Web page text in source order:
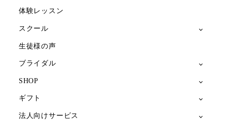
体験レッスン
スクール
生徒様の声
ブライダル
SHOP
ギフト
法人向けサービス